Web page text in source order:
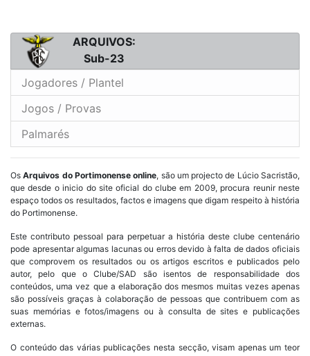
ARQUIVOS:
Sub-23
Jogadores / Plantel
Jogos / Provas
Palmarés
OsArquivos do Portimonense online, são um projecto de Lúcio Sacristão,
que desde o inicio do site oficial do clube em 2009, procura reunir neste
espaço todos os resultados, factos e imagens que digam respeito à história
do Portimonense.
Este contributo pessoal para perpetuar a história deste clube centenário
pode apresentar algumas lacunas ou erros devido à falta de dados oficiais
que comprovem os resultados ou os artigos escritos e publicados pelo
autor, pelo que o Clube/SAD são isentos de responsabilidade dos
conteúdos, uma vez que a elaboração dos mesmos muitas vezes apenas
são possíveis graças à colaboração de pessoas que contribuem com as
suas memórias e fotos/imagens ou à consulta de sites e publicações
externas.
O conteúdo das várias publicações nesta secção, visam apenas um teor